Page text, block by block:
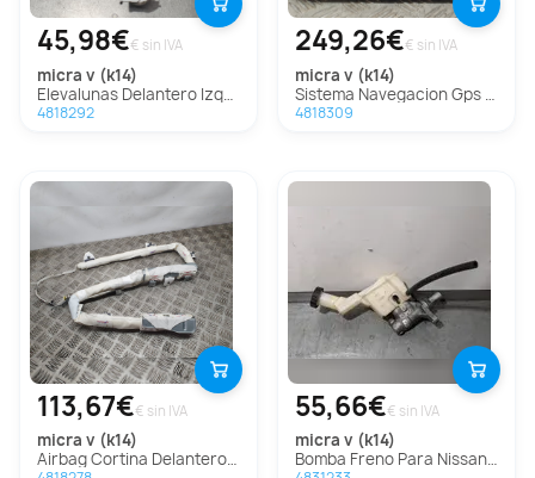
45,98€€ sin IVA
micra v (k14)
Elevalunas Delantero Izquierdo para Nissan Micra V (K14)
4818292
249,26€€ sin IVA
micra v (k14)
Sistema Navegacion Gps para Nissan Micra V (K14)
4818309
113,67€€ sin IVA
micra v (k14)
Airbag Cortina Delantero Izquierdo para Nissan Micra V (K14)
55,66€€ sin IVA
micra v (k14)
Bomba Freno Para Nissan Micra V